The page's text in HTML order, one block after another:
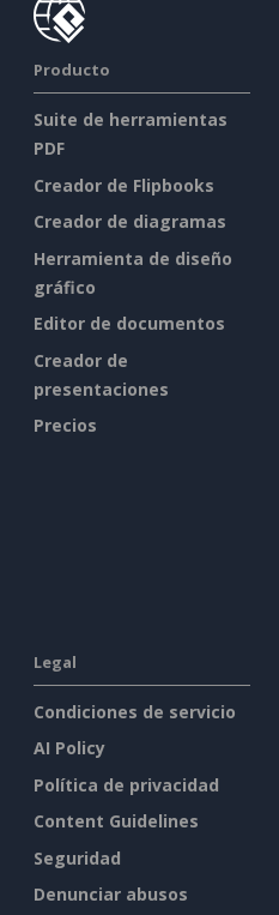
Producto
Suite de herramientas
PDF
Creador de Flipbooks
Creador de diagramas
Herramienta de diseño
gráfico
Editor de documentos
Creador de
presentaciones
Precios
Legal
Condiciones de servicio
AI Policy
Política de privacidad
Content Guidelines
Seguridad
Denunciar abusos